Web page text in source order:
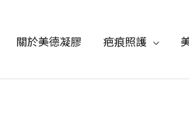
關於美德凝膠 疤痕照護